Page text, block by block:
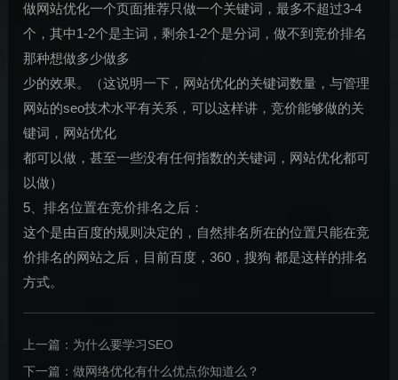
做网站优化一个页面推荐只做一个关键词，最多不超过3-4
个，其中1-2个是主词，剩余1-2个是分词，做不到竞价排名
那种想做多少做多
少的效果。（这说明一下，网站优化的关键词数量，与管理
网站的seo技术水平有关系，可以这样讲，竞价能够做的关
键词，网站优化
都可以做，甚至一些没有任何指数的关键词，网站优化都可
以做）
5、排名位置在竞价排名之后：
这个是由百度的规则决定的，自然排名所在的位置只能在竞
价排名的网站之后，目前百度，360，搜狗 都是这样的排名
方式。
上一篇： 为什么要学习SEO
下一篇：做网络优化有什么优点你知道么？